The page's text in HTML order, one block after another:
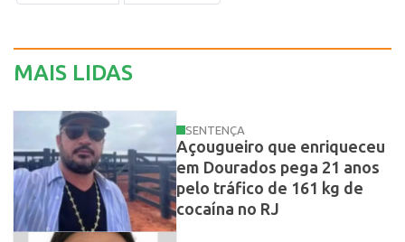
MAIS LIDAS
SENTENÇA
Açougueiro que enriqueceu
em Dourados pega 21 anos
pelo tráfico de 161 kg de
cocaína no RJ